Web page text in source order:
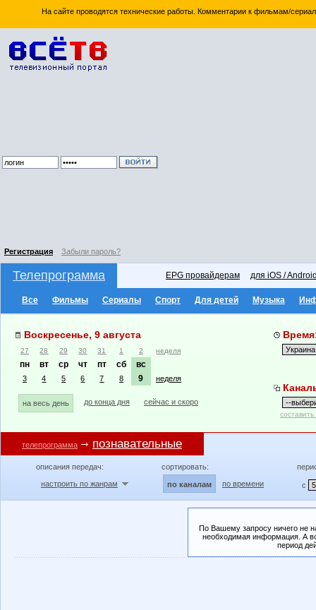
На сайте проводятся технические работы. Комментарии к фильмам/
Регистрация Забыли пароль?
Телепрограмма EPG провайдерам для iOS /
Все Фильмы Сериалы Спорт Для детей Музыка
Воскресенье, 9 августа
27 28 29 30 31 1 2 неделя
пн вт ср чт пт сб вс
3 4 5 6 7 8 9 неделя
на весь день до конца дня сейчас и скоро
телепрограмма познавательные
описания передач:
настроить по жанрам
сортировать:
по каналам по времени с
По Вашему запросу ничего не
необходимая информация. А
период